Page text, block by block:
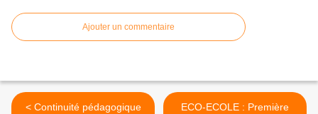
Ajouter un commentaire
< Continuité pédagogique
ECO-ECOLE : Première